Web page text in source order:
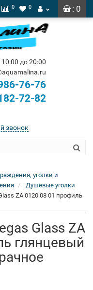
: 0
0 0
10:00 до 20:00
76-76
72-82
звонок
уголки и
Душевые уголки
ZA 0120 08 01 профиль
Glass ZA
глянцевый